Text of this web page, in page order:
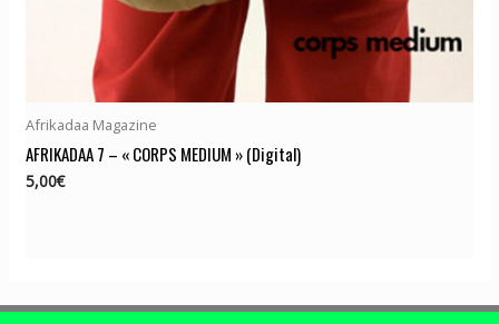
Afrikadaa Magazine
AFRIKADAA 7 – « CORPS MEDIUM » (Digital)
5,00€